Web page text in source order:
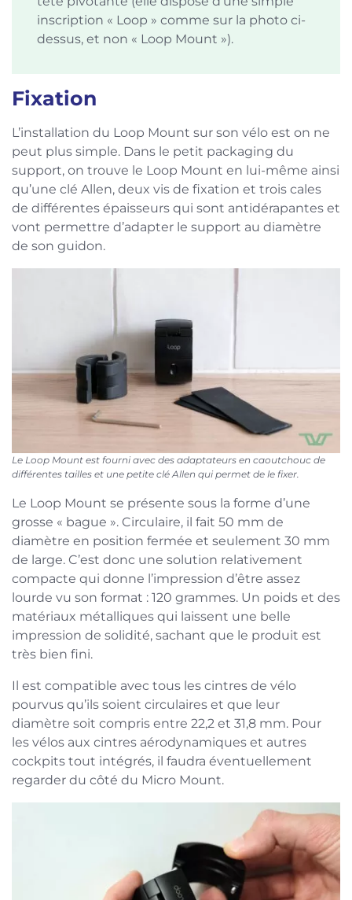
inscription « Loop » comme sur la photo ci-
dessus, et non « Loop Mount »).
Fixation
L’installation du Loop Mount sur son vélo est on ne
peut plus simple. Dans le petit packaging du
support, on trouve le Loop Mount en lui-même ainsi
qu’une clé Allen, deux vis de fixation et trois cales
de différentes épaisseurs qui sont antidérapantes et
vont permettre d’adapter le support au diamètre
de son guidon.
Le Loop Mount est fourni avec des adaptateurs en caoutchouc de
différentes tailles et une petite clé Allen qui permet de le fixer.
Le Loop Mount se présente sous la forme d’une
grosse « bague ». Circulaire, il fait 50 mm de
diamètre en position fermée et seulement 30 mm
de large. C’est donc une solution relativement
compacte qui donne l’impression d’être assez
lourde vu son format : 120 grammes. Un poids et des
matériaux métalliques qui laissent une belle
impression de solidité, sachant que le produit est
très bien fini.
Il est compatible avec tous les cintres de vélo
pourvus qu’ils soient circulaires et que leur
diamètre soit compris entre 22,2 et 31,8 mm. Pour
les vélos aux cintres aérodynamiques et autres
cockpits tout intégrés, il faudra éventuellement
regarder du côté du Micro Mount.